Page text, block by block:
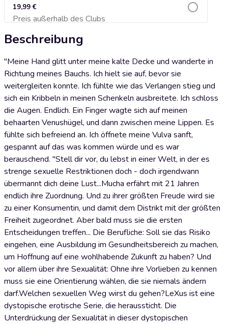
19,99 €
Preis außerhalb des ClubsZum Warenkorb hinzufügen
Beschreibung
"Meine Hand glitt unter meine kalte Decke und wanderte in
Richtung meines Bauchs. Ich hielt sie auf, bevor sie
weitergleiten konnte. Ich fühlte wie das Verlangen stieg und
sich ein Kribbeln in meinen Schenkeln ausbreitete. Ich schloss
die Augen. Endlich. Ein Finger wagte sich auf meinen
behaarten Venushügel, und dann zwischen meine Lippen. Es
fühlte sich befreiend an. Ich öffnete meine Vulva sanft,
gespannt auf das was kommen würde und es war
berauschend. "Stell dir vor, du lebst in einer Welt, in der es
strenge sexuelle Restriktionen doch - doch irgendwann
übermannt dich deine Lust...Mucha erfährt mit 21 Jahren
endlich ihre Zuordnung. Und zu ihrer größten Freude wird sie
zu einer Konsumentin, und damit dem Distrikt mit der größten
Freiheit zugeordnet. Aber bald muss sie die ersten
Entscheidungen treffen... Die Berufliche: Soll sie das Risiko
eingehen, eine Ausbildung im Gesundheitsbereich zu machen,
um Hoffnung auf eine wohlhabende Zukunft zu haben? Und
vor allem über ihre Sexualität: Ohne ihre Vorlieben zu kennen
muss sie eine Orientierung wählen, die sie niemals ändern
darf.Welchen sexuellen Weg wirst du gehen?LeXus ist eine
dystopische erotische Serie, die heraussticht. Die
Unterdrückung der Sexualität in dieser dystopischen